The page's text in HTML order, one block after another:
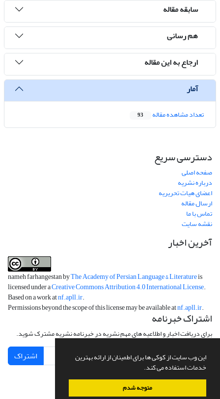
این وب سایت از کوکی ها برای اطمینان از ارائه بهترین
خدمات استفاده می کند.
متوجه شدم
سابقه مقاله
هم رسانی
ارجاع به این مقاله
آمار
تعداد مشاهده مقاله 93
دسترسی سریع
صفحه اصلی
درباره نشریه
اعضای هیات تحریریه
ارسال مقاله
تماس با ما
نقشه سایت
آخرین اخبار
nameh farhangestan byThe Academy of Persian Language & Literatureis
licensed under aCreative Commons Attribution 4.0 International License.
Based on a work atnf.apll.ir.
Permissions beyond the scope of this license may be available atnf.apll.ir.
اشتراک خبرنامه
برای دریافت اخبار و اطلاعیه های مهم نشریه در خبرنامه نشریه مشترک شوید.
اشتراک